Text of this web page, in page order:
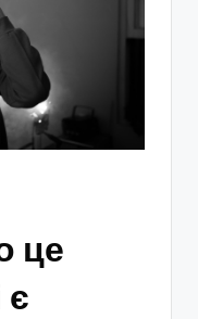
це
є